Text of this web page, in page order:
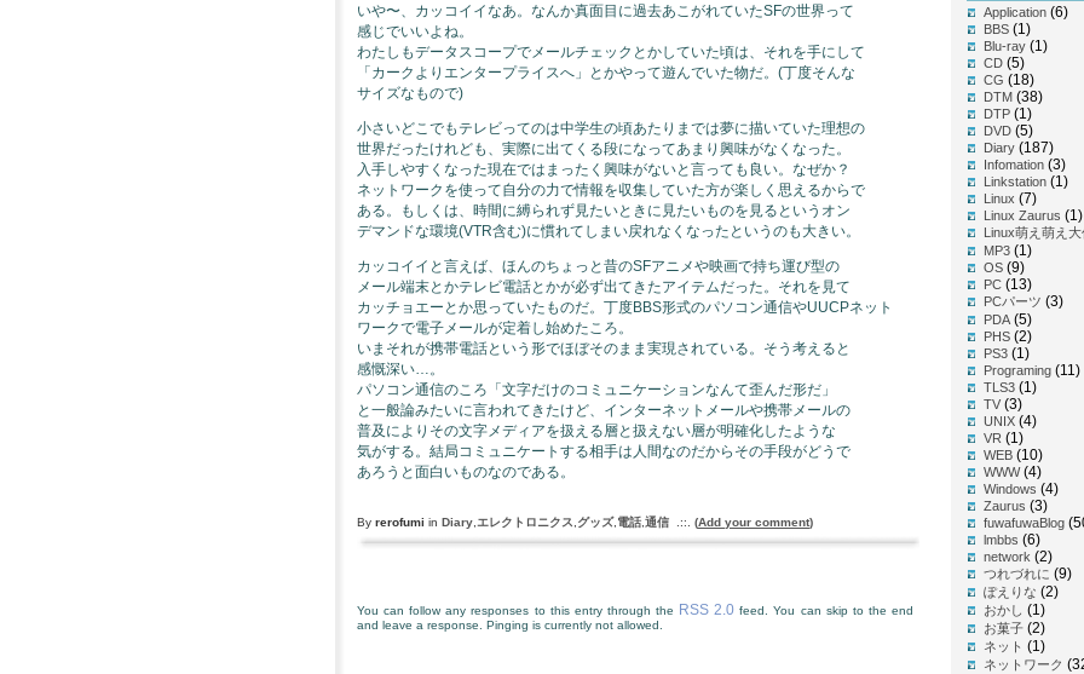
いや〜、カッコイイなあ。なんか真面目に過去あこがれていたSFの世界って
感じでいいよね。
わたしもデータスコープでメールチェックとかしていた頃は、それを手にして
「カークよりエンタープライスへ」とかやって遊んでいた物だ。(丁度そんな
サイズなもので)
小さいどこでもテレビってのは中学生の頃あたりまでは夢に描いていた理想の
世界だったけれども、実際に出てくる段になってあまり興味がなくなった。
入手しやすくなった現在ではまったく興味がないと言っても良い。なぜか？
ネットワークを使って自分の力で情報を収集していた方が楽しく思えるからで
ある。もしくは、時間に縛られず見たいときに見たいものを見るというオン
デマンドな環境(VTR含む)に慣れてしまい戻れなくなったというのも大きい。
カッコイイと言えば、ほんのちょっと昔のSFアニメや映画で持ち運び型の
メール端末とかテレビ電話とかが必ず出てきたアイテムだった。それを見て
カッチョエーとか思っていたものだ。丁度BBS形式のパソコン通信やUUCPネット
ワークで電子メールが定着し始めたころ。
いまそれが携帯電話という形でほぼそのまま実現されている。そう考えると
感慨深い…。
パソコン通信のころ「文字だけのコミュニケーションなんて歪んだ形だ」
と一般論みたいに言われてきたけど、インターネットメールや携帯メールの
普及によりその文字メディアを扱える層と扱えない層が明確化したような
気がする。結局コミュニケートする相手は人間なのだからその手段がどうで
あろうと面白いものなのである。
By rerofumi in Diary エレクトロニクス グッズ, 電話 通信 .::. (Add your comment)
You can follow any responses to this entry through the RSS 2.0 feed. You can skip to the end
and leave a response. Pinging is currently not allowed.
Application (6)
BBS (1)
Blu-ray (1)
CD (5)
CG (18)
DTM (38)
DTP (1)
DVD (5)
Diary (187)
Infomation (3)
Linkstation (1)
Linux (7)
Linux Zaurus (1)
Linux萌え萌え
MP3 (1)
OS (9)
PC (13)
PCパーツ (3)
PDA (5)
PHS (2)
PS3 (1)
Programing (11)
TLS3 (1)
TV (3)
UNIX (4)
VR (1)
WEB (10)
WWW(4)
Windows (4)
Zaurus (3)
fuwafuwaBlog
lmbbs (6)
network (2)
つれづれに (9)
ぽえりな (2)
おかし (1)
お菓子 (2)
ネット (1)
ネットワーク